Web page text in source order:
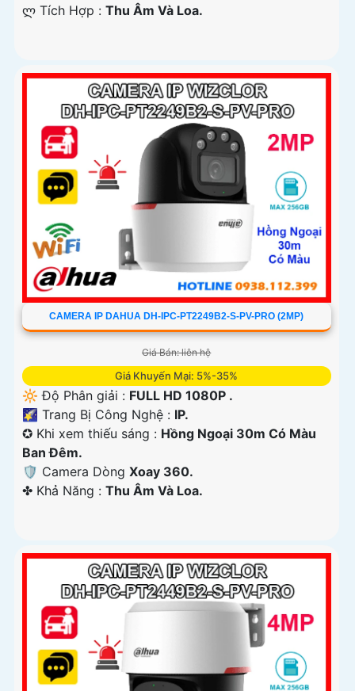
️ლ Tích Hợp : Thu Âm Và Loa.
CAMERA IP DAHUA DH-IPC-PT2249B2-S-PV-PRO (2MP)
Giá Bán: liên hệ
Giá Khuyến Mại: 5%-35%
🔆 Độ Phân giải : FULL HD 1080P .
🌠 Trang Bị Công Nghệ : IP.
✪ Khi xem thiếu sáng : Hồng Ngoại 30m Có Màu
Ban Ðêm.
🛡 Camera Dòng Xoay 360.
️✤ Khả Năng : Thu Âm Và Loa.